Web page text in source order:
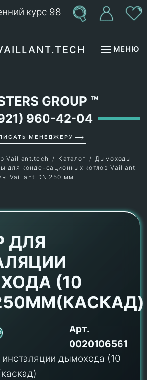
курс 98
МЕНЮ
GROUP ™
960-42-04
МЕНЕДЖЕРУ
Vaillant.tech Каталог
Дымоходы
для конденсационных котлов Vaillant
Vaillant DN 250 мм
ДЛЯ
(10
Арт.
0020106561